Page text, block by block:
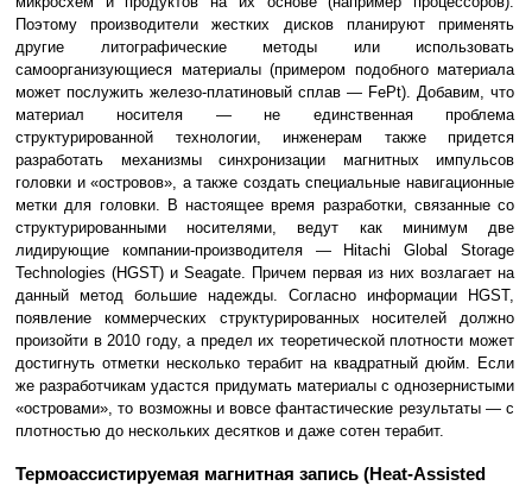
Поэтому производители жестких дисков планируют применять
другие литографические методы или использовать
самоорганизующиеся материалы (примером подобного материала
может послужить железо-платиновый сплав — FePt). Добавим, что
материал носителя — не единственная проблема
структурированной технологии, инженерам также придется
разработать механизмы синхронизации магнитных импульсов
головки и «островов», а также создать специальные навигационные
метки для головки. В настоящее время разработки, связанные со
структурированными носителями, ведут как минимум две
лидирующие компании-производителя — Hitachi Global Storage
Technologies (HGST) и Seagate. Причем первая из них возлагает на
данный метод большие надежды. Согласно информации HGST,
появление коммерческих структурированных носителей должно
произойти в 2010 году, а предел их теоретической плотности может
достигнуть отметки несколько терабит на квадратный дюйм. Если
же разработчикам удастся придумать материалы с однозернистыми
«островами», то возможны и вовсе фантастические результаты — с
плотностью до нескольких десятков и даже сотен терабит.
Термоассистируемая магнитная запись (Heat-Assisted